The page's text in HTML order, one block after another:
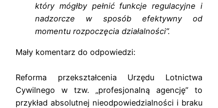
który mógłby pełnić funkcje regulacyjne i
nadzorcze w sposób efektywny od
momentu rozpoczęcia działalności”.
Mały komentarz do odpowiedzi:
Reforma przekształcenia Urzędu Lotnictwa
Cywilnego w tzw. „profesjonalną agencję” to
przykład absolutnej nieodpowiedzialności i braku